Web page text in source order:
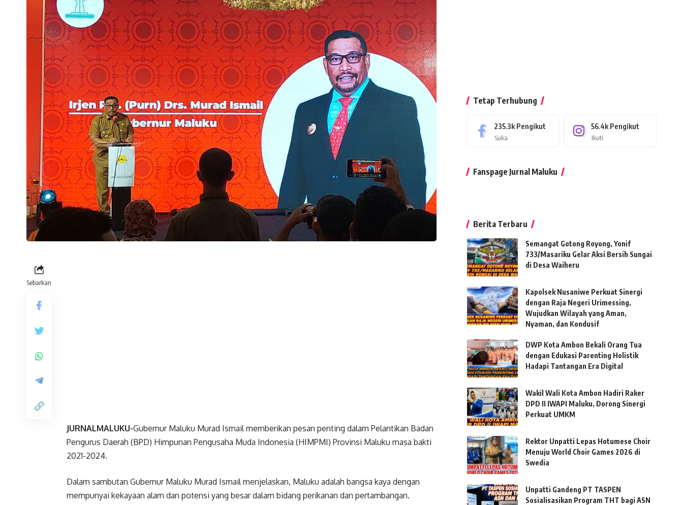
Sebarkan
JURNALMALUKU-Gubernur Maluku Murad Ismail memberikan pesan penting dalam Pelantikan Badan
Pengurus Daerah (BPD) Himpunan Pengusaha Muda Indonesia (HIMPMI) Provinsi Maluku masa bakti
2021-2024.
Dalam sambutan Gubernur Maluku Murad Ismail menjelaskan, Maluku adalah bangsa kaya dengan
mempunyai kekayaan alam dan potensi yang besar dalam bidang perikanan dan pertambangan.
Tetap Terhubung
235.3k Pengikut
Suka
56.4k Pengikut
Ikuti
Fanspage Jurnal Maluku
Berita Terbaru
Semangat Gotong Royong, Yonif
733/Masariku Gelar Aksi Bersih Sungai
di Desa Waiheru
Kapolsek Nusaniwe Perkuat Sinergi
dengan Raja Negeri Urimessing,
Wujudkan Wilayah yang Aman,
Nyaman, dan Kondusif
DWP Kota Ambon Bekali Orang Tua
dengan Edukasi Parenting Holistik
Hadapi Tantangan Era Digital
Wakil Wali Kota Ambon Hadiri Raker
DPD II IWAPI Maluku, Dorong Sinergi
Perkuat UMKM
Rektor Unpatti Lepas Hotumese Choir
Menuju World Choir Games 2026 di
Swedia
Unpatti Gandeng PT TASPEN
Sosialisasikan Program THT bagi ASN